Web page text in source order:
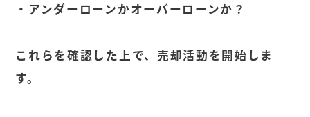
・アンダーローンかオーバーローンか？
これらを確認した上で、売却活動を開始しま
す。